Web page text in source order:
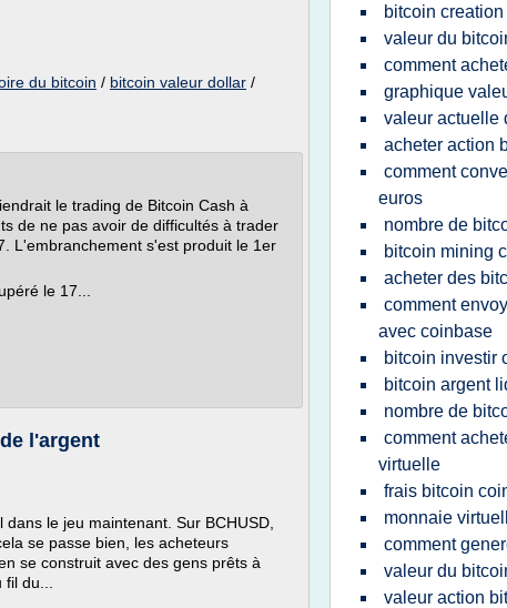
du bitcoin / bitcoin valeur dollar /
le trading de Bitcoin Cash à
de ne pas avoir de difficultés à trader
L'embranchement s'est produit le 1er
le 17...
l'argent
le jeu maintenant. Sur BCHUSD,
se passe bien, les acheteurs
se construit avec des gens prêts à
du...
bitcoin
valeur du
comment
graphique
valeur actuelle
acheter action
comment
euros
nombre de
bitcoin mining
acheter des
comment
avec coinbase
bitcoin investir
bitcoin argent
nombre de
comment
virtuelle
frais bitcoin
monnaie
comment
valeur du
valeur action